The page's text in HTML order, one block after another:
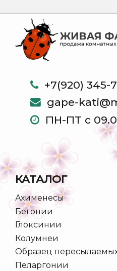
+7(920) 345-
gape-
ПН-ПТ с
КАТАЛОГ
Ахименесы
Бегонии
Глоксинии
Колумнеи
Образец
Пеларгонии